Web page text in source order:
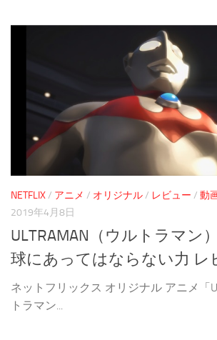
NETFLIX/ アニメ / オリジナル/ レビュー / 動
2019年4月8日
ULTRAMAN（ウルトラマン
球にあってはならない力 レ
ネットフリックス オリジナル アニメ「
トラマン...